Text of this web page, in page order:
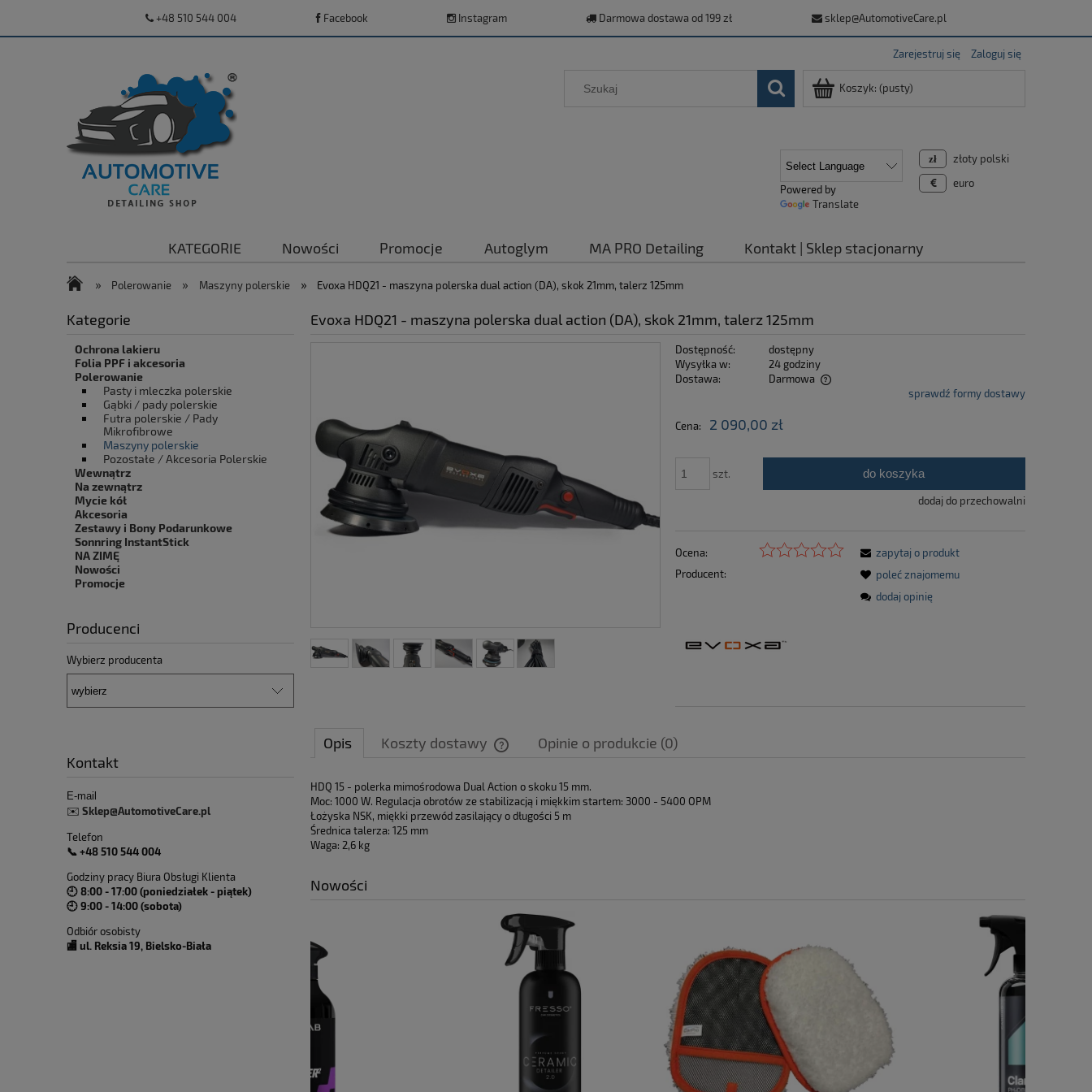
+48 510 544 004 Facebook Instagram Darmowa dostawa od 199 zł sklep@AutomotiveCare.pl
Zarejestruj się Zaloguj się
Koszyk: (pusty)
złoty polski
euro
Powered by
Translate
KATEGORIE Nowości Promocje Autoglym MA PRO Detailing Kontakt | Sklep stacjonarny
» Polerowanie » Maszyny polerskie » Evoxa HDQ21 - maszyna polerska dual action (DA), skok 21mm, talerz 125mm
Kategorie
Ochrona lakieru
Folia PPF i akcesoria
Polerowanie
Pasty i mleczka polerskie
Gąbki / pady polerskie
Futra polerskie / Pady
Mikrofibrowe
Maszyny polerskie
Pozostałe / Akcesoria Polerskie
Wewnątrz
Na zewnątrz
Mycie kół
Akcesoria
Zestawy i Bony Podarunkowe
Sonnring InstantStick
NA ZIMĘ
Nowości
Promocje
Producenci
Wybierz producenta
Kontakt
E-mail
✉️ Sklep@AutomotiveCare.pl
Telefon
📞 +48 510 544 004
Godziny pracy Biura Obsługi Klienta
🕘 8:00 - 17:00 (poniedziałek - piątek)
🕘 9:00 - 14:00 (sobota)
Odbiór osobisty
🏬 ul. Reksia 19, Bielsko-Biała
Evoxa HDQ21 - maszyna polerska dual action (DA), skok 21mm, talerz 125mm
Dostępność:
dostępny
Wysyłka w:
24 godziny
Dostawa:
Darmowa
sprawdź formy dostawy
Cena: 2 090,00 zł
szt. do koszyka
dodaj do przechowalni
Ocena:
Producent:
zapytaj o produkt
poleć znajomemu
dodaj opinię
Opis Koszty dostawy
Cena nie zawiera ewentualnych kosztów
płatności
Opinie o produkcie (0)
HDQ 15 - polerka mimośrodowa Dual Action o skoku 15 mm.
Moc: 1000 W. Regulacja obrotów ze stabilizacją i miękkim startem: 3000 - 5400 OPM
Łożyska NSK, miękki przewód zasilający o długości 5 m
Średnica talerza: 125 mm
Waga: 2,6 kg
Nowości